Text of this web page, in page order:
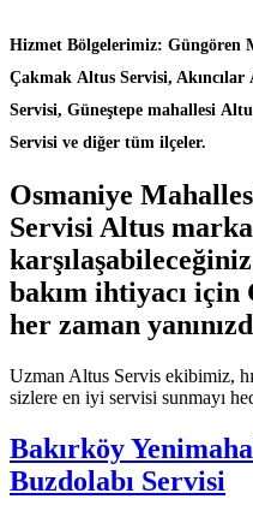
Hizmet Bölgelerimiz: Güngören
Çakmak Altus Servisi,
Servisi, Güneştepe mahallesi
Servisi ve diğer tüm ilçeler.
Osmaniye
Servisi Altus marka
bakım ihtiyacı için
her zaman
Uzman Altus Servis ekibimiz,
sizlere en iyi servisi sunmayı
Bakırköy
Buzdolabı Servisi